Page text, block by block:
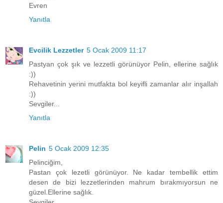
Evren
Yanıtla
Evcilik Lezzetler 5 Ocak 2009 11:17
Pastyan çok şık ve lezzetli görünüyor Pelin, ellerine sağlık
:))
Rehavetinin yerini mutfakta bol keyifli zamanlar alır inşallah
:))
Sevgiler...
Yanıtla
Pelin 5 Ocak 2009 12:35
Pelinciğim,
Pastan çok lezetli görünüyor. Ne kadar tembellik ettim
desen de bizi lezzetlerinden mahrum bırakmıyorsun ne
güzel.Ellerine sağlık.